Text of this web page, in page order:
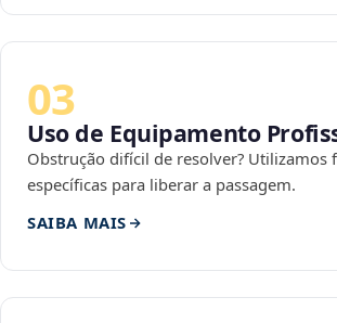
03
Uso de Equipamento
Obstrução difícil de resolver? Utilizamos
específicas para liberar a passagem.
SAIBA MAIS